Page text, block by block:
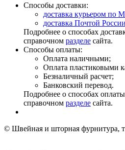
Способы доставки:
доставка курьером по
доставка Почтой России
Подробнее о способах
справочном разделе сайта.
Способы оплаты:
Оплата наличными;
Оплата пластиковыми
Безналичный расчет;
Банковский перевод.
Подробнее о способах
справочном разделе сайта.
© Швейная и шторная фурнитура,